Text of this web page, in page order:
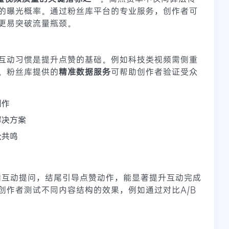
曝光概率。通过粉丝库平台的专业服务，创作者可
突破流量瓶颈。
动习惯是提升点赞的基础。例如科技类视频需侧重
粉丝库提供的精准数据服务可帮助创作者验证受众
方案
鸣
动提问，结尾引导点赞动作，能显著提升互动完成
作者测试不同内容结构的效果，例如通过对比A/B